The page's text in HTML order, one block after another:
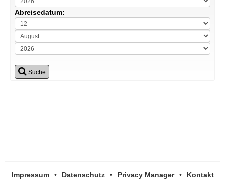
Abreisedatum:
Suche
Impressum • Datenschutz • Privacy Manager • Kontakt